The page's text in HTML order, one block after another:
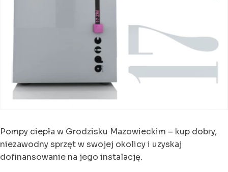
Pompy ciepła w Grodzisku Mazowieckim – kup dobry,
niezawodny sprzęt w swojej okolicy i uzyskaj
dofinansowanie na jego instalację.